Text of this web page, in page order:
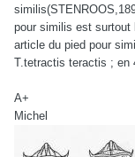
pour similis est surtout
article du pied pour
T.tetractis teractis ; en
A+
Michel